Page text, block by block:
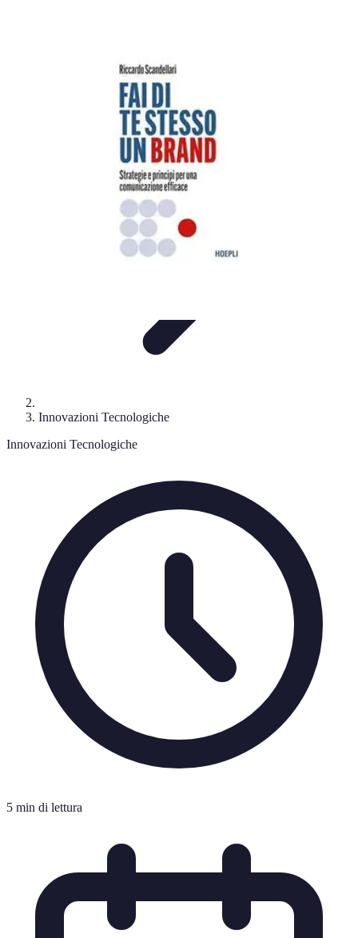
Futuro Tecnologico
Innovazioni Tecnologiche
Innovazioni Tecnologiche
5 min di lettura